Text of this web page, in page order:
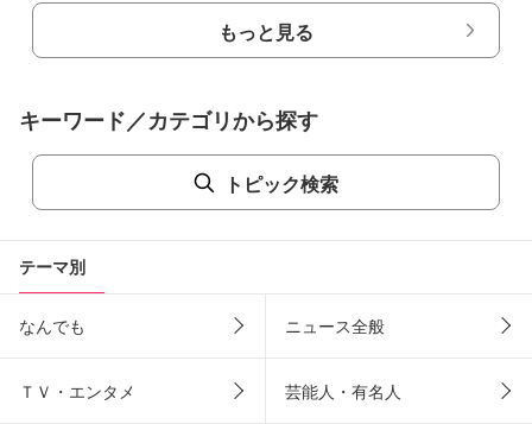
もっと見る
キーワード／カテゴリから探す
トピック検索
テーマ別
なんでも ニュース全般
ＴＶ・エンタメ 芸能人・有名人